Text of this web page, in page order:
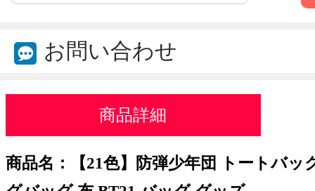
お問い合わせ
商品詳細
商品名：【21色】防弾少年団 トートバッ